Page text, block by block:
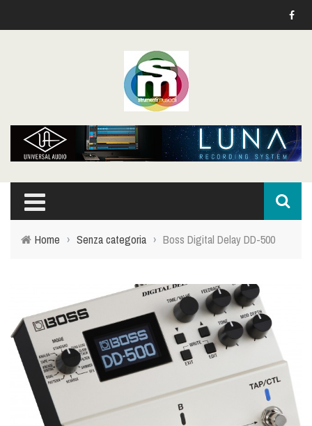
Home › Senza categoria › Boss Digital Delay DD-500